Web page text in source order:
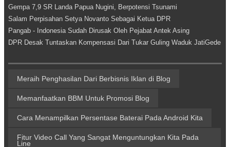
Gempa 7,9 SR Landa Papua Nugini, Berpotensi Tsunami
Salam Perpisahan Setya Novanto Sebagai Ketua DPR
Pangab - Indonesia Sudah Dirusak Oleh Pejabat Antek Asing
DPR Desak Tuntaskan Kompensasi Dari Tukar Guling Waduk JatiGede
Meraih Penghasilan Dari Berbisnis Iklan di Blog
Memanfaatkan BBM Untuk Promosi Blog
Cara Menampilkan Persentase Baterai Pada Android Kita
Fitur Video Call Yang Sangat Menguntungkan Kita Pada
Line